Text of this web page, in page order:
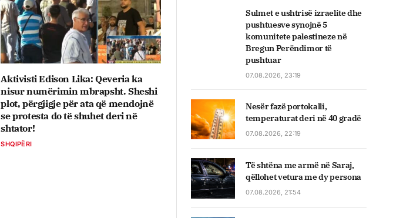
Aktivisti Edison Lika: Qeveria ka
nisur numërimin mbrapsht. Sheshi
plot, përgjigje për ata që mendojnë
se protesta do të shuhet deri në
shtator!
SHQIPËRI
Sulmet e ushtrisë izraelite dhe
pushtuesve synojnë 5
komunitete palestineze në
Bregun Perëndimor të
pushtuar
07.08.2026, 23:19
Nesër fazë portokalli,
temperaturat deri në 40 gradë
07.08.2026, 22:19
Të shtëna me armë në Saraj,
qëllohet vetura me dy persona
07.08.2026, 21:54